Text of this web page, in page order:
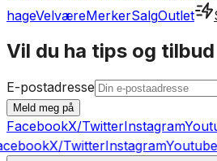
hageVelværeMerkerSalgOutlet
Vil du ha tips og
E-postadresse
Meld meg på
FacebookX/TwitterInstagram
X/TwitterInstagramYoutube